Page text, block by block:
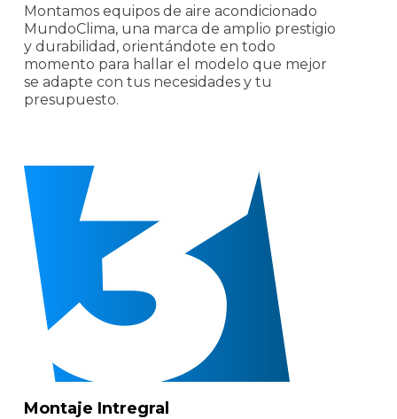
Montamos equipos de aire acondicionado
MundoClima, una marca de amplio prestigio
y durabilidad, orientándote en todo
momento para hallar el modelo que mejor
se adapte con tus necesidades y tu
presupuesto.
Montaje Intregral